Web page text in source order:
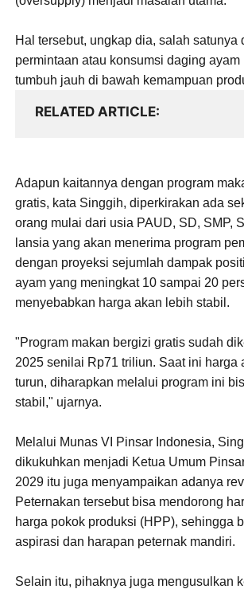
Hal tersebut, ungkap dia, salah satunya
permintaan atau konsumsi daging ayam
tumbuh jauh di bawah kemampuan
RELATED ARTICLE
Adapun kaitannya dengan program
gratis, kata Singgih, diperkirakan ada
orang mulai dari usia PAUD, SD, SMP,
lansia yang akan menerima program
dengan proyeksi sejumlah dampak
ayam yang meningkat 10 sampai 20
menyebabkan harga akan lebih stabil.
"Program makan bergizi gratis sudah
2025 senilai Rp71 triliun. Saat ini harga
turun, diharapkan melalui program ini
stabil," ujarnya.
Melalui Munas VI Pinsar Indonesia,
dikukuhkan menjadi Ketua Umum
2029 itu juga menyampaikan adanya
Peternakan tersebut bisa mendorong
harga pokok produksi (HPP), sehingga
aspirasi dan harapan peternak mandiri.
Selain itu, pihaknya juga mengusulkan